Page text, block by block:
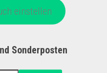
einstellen
Sonderposten